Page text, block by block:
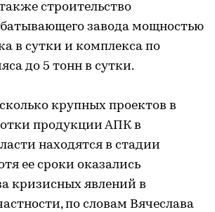
строительство
завода мощностью
в сутки и комплекса по
до 5 тонн в сутки.
крупных проектов в
продукции АПК в
находятся в стадии
ее сроки оказались
кризисных явлений в
по словам Вячеслава